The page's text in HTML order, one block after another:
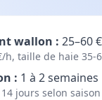
wallon : 25–60
h, taille de haie
: 1 à 2 semaines
jours selon